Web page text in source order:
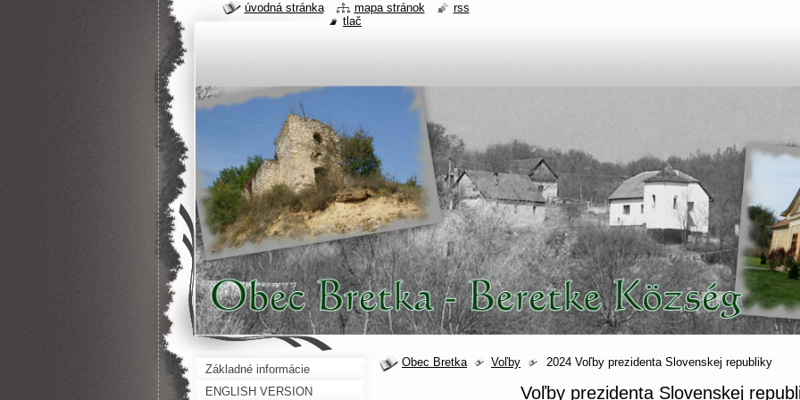
Obec Bretka Voľby 2024 Voľby prezidenta Slovenskej republiky
Voľby prezidenta Slovenskej
Základné informácie
ENGLISH VERSION
úvodná stránka mapa stránok
rss
tlač